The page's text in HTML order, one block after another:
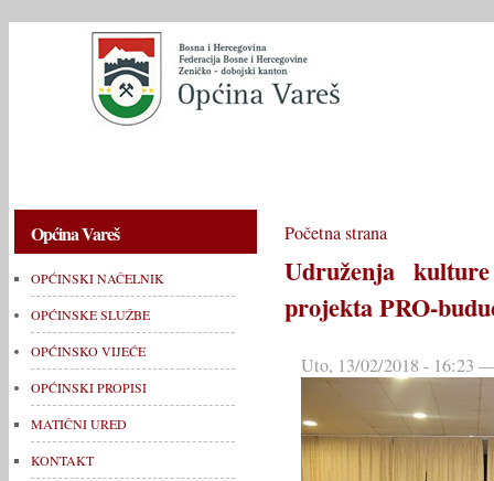
Općina Vareš
OPĆINSKI NAČELNIK
OPĆINSKE SLUŽBE
OPĆINSKO VIJEĆE
OPĆINSKI PROPISI
MATIČNI URED
KONTAKT
Početna strana
Udruženja
projekta PRO-
Uto, 13/02/2018 - 16:23